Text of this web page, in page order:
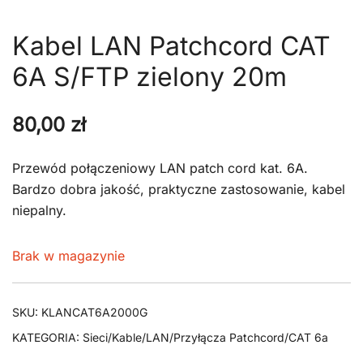
Kabel LAN Patchcord CAT
6A S/FTP zielony 20m
80,00 zł
Przewód połączeniowy LAN patch cord kat. 6A.
Bardzo dobra jakość, praktyczne zastosowanie, kabel
niepalny.
Brak w magazynie
SKU: KLANCAT6A2000G
KATEGORIA: Sieci/Kable/LAN/Przyłącza Patchcord/CAT 6a